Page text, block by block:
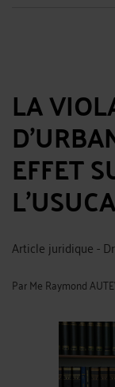
LA
EFFET
Article juridique -
ParMe Raymond